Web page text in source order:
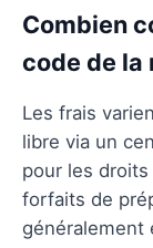
Combien
code de la
Les frais
libre via un
pour les
forfaits de
généralement